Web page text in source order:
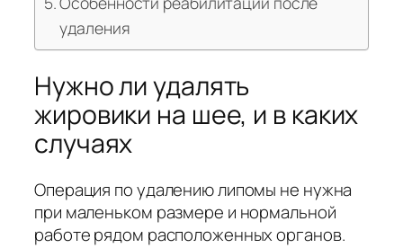
удаления
Нужно ли удалять
жировики на шее, и в каких
случаях
Операция по удалению липомы не нужна
при маленьком размере и нормальной
работе рядом расположенных органов.